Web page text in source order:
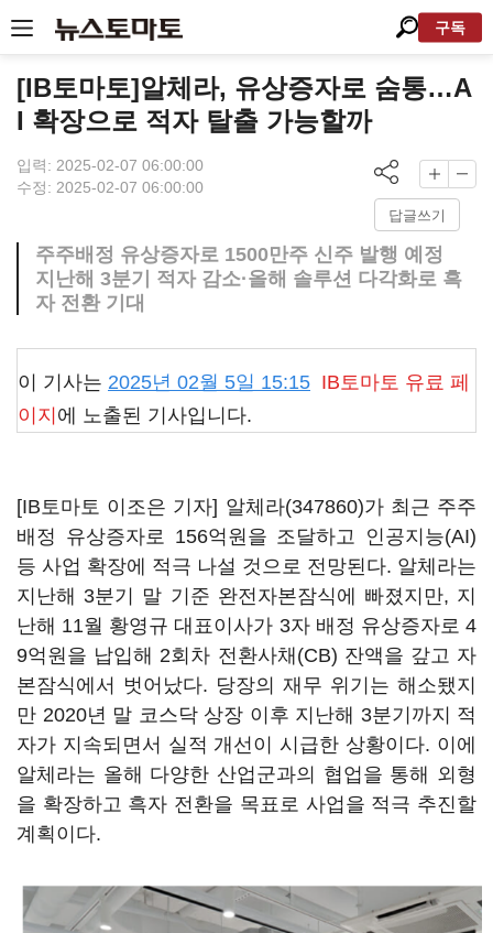
구독
[IB토마토]알체라, 유상증자로 숨통…A
I 확장으로 적자 탈출 가능할까
입력: 2025-02-07 06:00:00
수정: 2025-02-07 06:00:00
답글쓰기
주주배정 유상증자로 1500만주 신주 발행 예정
지난해 3분기 적자 감소·올해 솔루션 다각화로 흑
자 전환 기대
이 기사는 2025년 02월 5일 15:15 IB토마토 유료 페
이지 에 노출된 기사입니다.
[IB토마토 이조은 기자] 알체라(347860)가 최근 주주
배정 유상증자로 156억원을 조달하고 인공지능(AI)
등 사업 확장에 적극 나설 것으로 전망된다. 알체라는
지난해 3분기 말 기준 완전자본잠식에 빠졌지만, 지
난해 11월 황영규 대표이사가 3자 배정 유상증자로 4
9억원을 납입해 2회차 전환사채(CB) 잔액을 갚고 자
본잠식에서 벗어났다. 당장의 재무 위기는 해소됐지
만 2020년 말 코스닥 상장 이후 지난해 3분기까지 적
자가 지속되면서 실적 개선이 시급한 상황이다. 이에
알체라는 올해 다양한 산업군과의 협업을 통해 외형
을 확장하고 흑자 전환을 목표로 사업을 적극 추진할
계획이다.